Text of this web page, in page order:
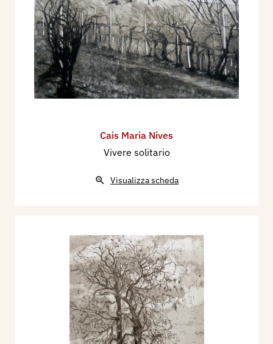
Cais Maria Nives
Vivere solitario
Visualizza scheda